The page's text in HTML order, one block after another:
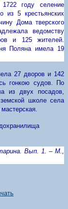
году селение
из 5 крестьянских
Дома тверского
ведомству
и 125 жителей.
Поляна имела 19
27 дворов и 142
гонкою судов. По
из двух посадов,
школе села
Вып. 1. – М.,